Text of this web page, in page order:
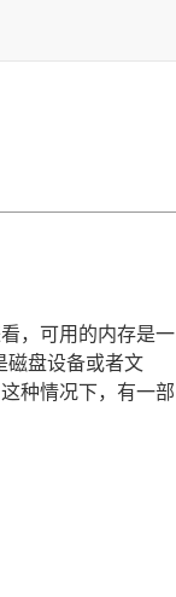
，可用的内存是一
磁盘设备或者文
种情况下，有一部